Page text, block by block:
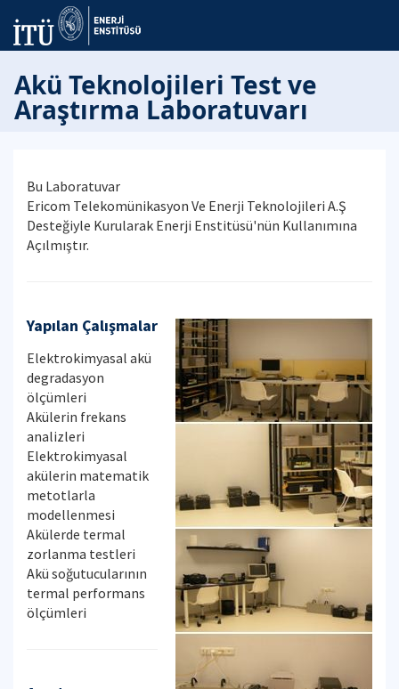
Akü Teknolojileri Test ve
Araştırma Laboratuvarı
Bu Laboratuvar
Ericom Telekomünikasyon Ve Enerji Teknolojileri A.Ş
Desteğiyle Kurularak Enerji Enstitüsü'nün Kullanımına
Açılmıştır.
Yapılan Çalışmalar
Elektrokimyasal akü
degradasyon
ölçümleri
Akülerin frekans
analizleri
Elektrokimyasal
akülerin matematik
metotlarla
modellenmesi
Akülerde termal
zorlanma testleri
Akü soğutucularının
termal performans
ölçümleri